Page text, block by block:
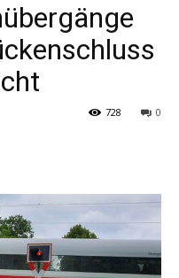
0
728